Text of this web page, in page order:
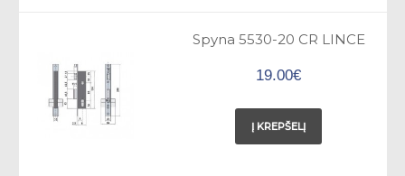
Spyna 5530-20 CR LINCE
19.00€
Į KREPŠELĮ